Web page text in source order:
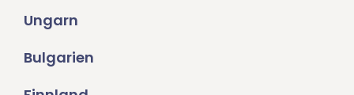
Ungarn
Bulgarien